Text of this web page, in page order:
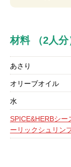
材料 （2人分
あさり
オリーブオイル
水
SPICE&HERBシ
ーリックシュリン